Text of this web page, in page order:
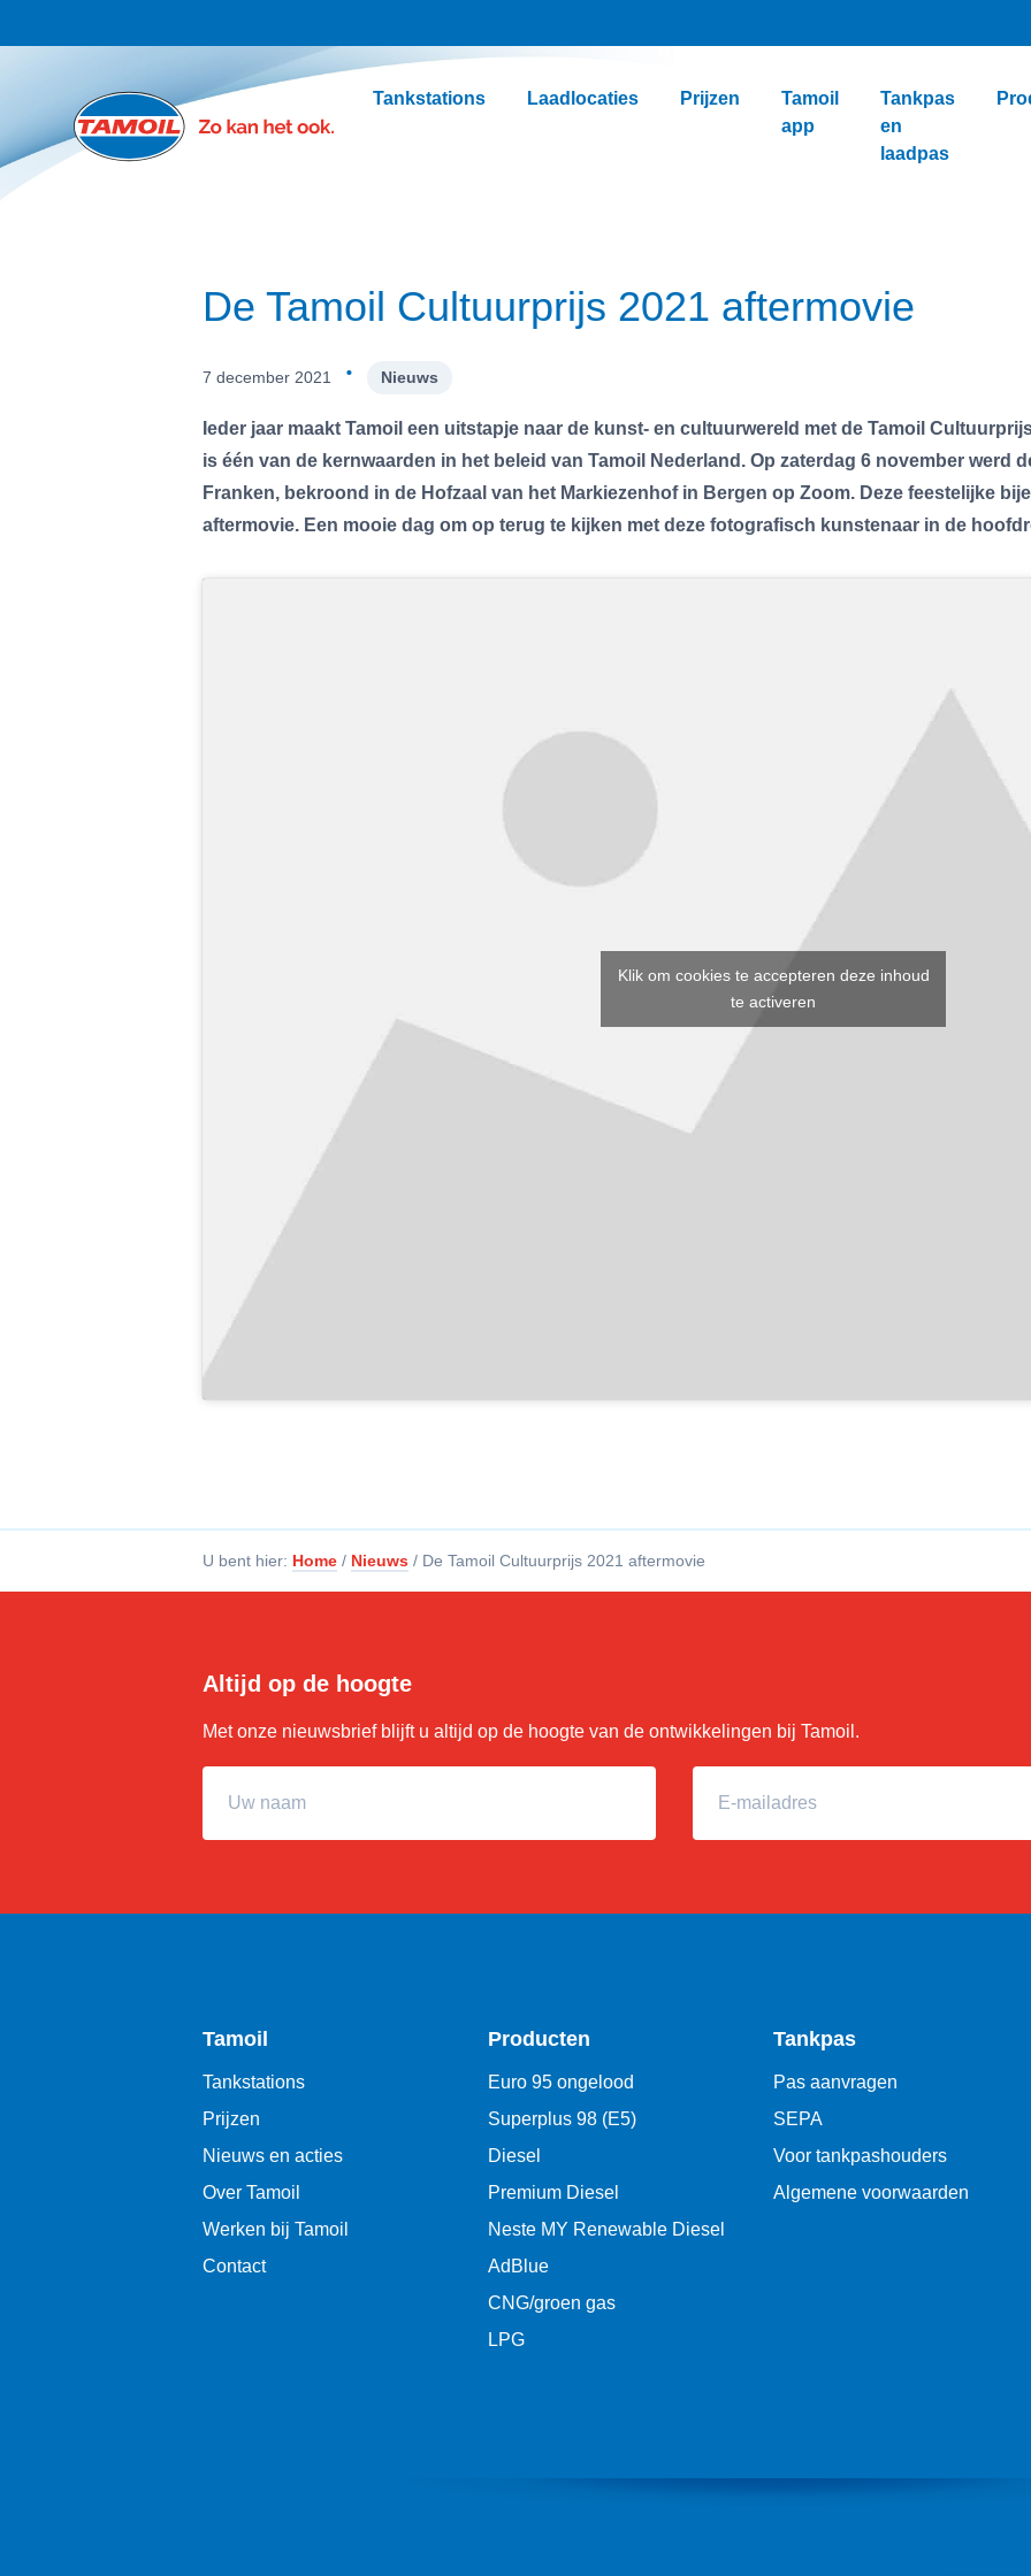
Ga naar hoofdinhoud
Tankstations Laadlocaties Prijzen
Tamoil
app
Tankpas
en
laadpas
De Tamoil Cultuurprijs 2021 aftermovie
7 december 2021 · Nieuws
Ieder jaar maakt Tamoil een uitstapje naar de kunst- en cultuurwereld met de Tamoil
is één van de kernwaarden in het beleid van Tamoil Nederland. Op zaterdag 6 november werd
Franken, bekroond in de Hofzaal van het Markiezenhof in Bergen op Zoom. Deze feestelijke
aftermovie. Een mooie dag om op terug te kijken met deze fotografisch kunstenaar in de
Klik om cookies te accepteren deze inhoud
te activeren
U bent hier: Home / Nieuws / De Tamoil Cultuurprijs 2021 aftermovie
Altijd op de hoogte
Met onze nieuwsbrief blijft u altijd op de hoogte van de ontwikkelingen bij Tamoil.
Tamoil
Tankstations
Prijzen
Nieuws en acties
Over Tamoil
Werken bij Tamoil
Contact
Producten
Euro 95 ongelood
Superplus 98 (E5)
Diesel
Premium Diesel
Neste MY Renewable Diesel
AdBlue
CNG/groen gas
LPG
Tankpas
Pas aanvragen
SEPA
Voor tankpashouders
Algemene voorwaarden